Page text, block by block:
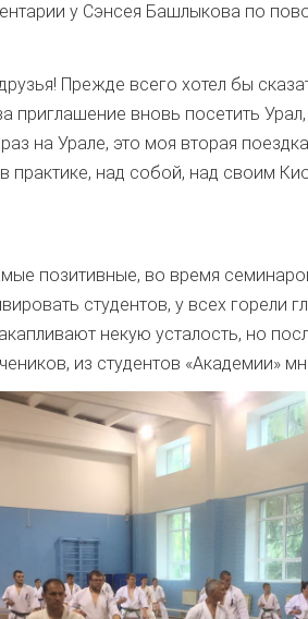
у Сэнсея Башлыкова по
Прежде всего хотел бы
приглашение вновь посетить
на Урале, это моя вторая
практике, над собой, над своим
позитивные, во время
студентов, у всех горели
некую усталость, но
из студентов «Академии»